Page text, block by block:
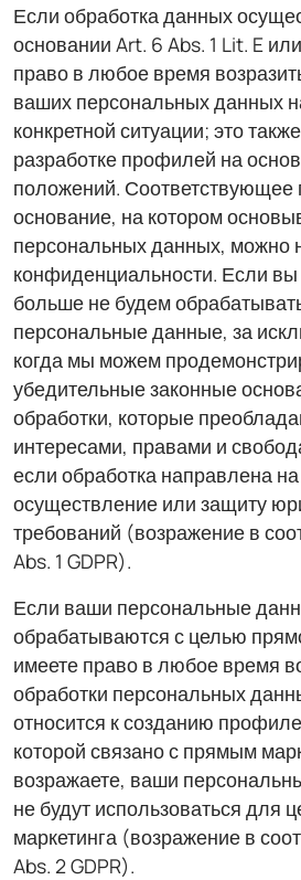
Если обработка данных
основании Art. 6 Abs. 1 Lit. E
право в любое время
ваших персональных данных
конкретной ситуации; это
разработке профилей на
положений. Соответствующее
основание, на котором
персональных данных, можно
конфиденциальности. Если
больше не будем
персональные данные, за
когда мы можем
убедительные законные
обработки, которые
интересами, правами и
если обработка направлена
осуществление или защиту
требований (возражение в
Abs. 1 GDPR).
Если ваши персональные
обрабатываются с целью
имеете право в любое время
обработки персональных
относится к созданию
которой связано с прямым
возражаете, ваши
не будут использоваться для
маркетинга (возражение в
Abs. 2 GDPR).